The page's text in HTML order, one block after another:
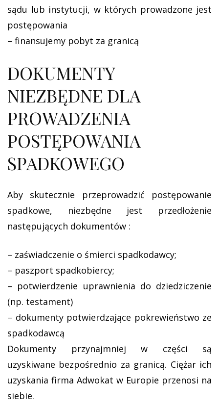
sądu lub instytucji, w których prowadzone jest
postępowania
– finansujemy pobyt za granicą
DOKUMENTY
NIEZBĘDNE DLA
PROWADZENIA
POSTĘPOWANIA
SPADKOWEGO
Aby skutecznie przeprowadzić postępowanie
spadkowe, niezbędne jest przedłożenie
następujących dokumentów :
– zaświadczenie o śmierci spadkodawcy;
– paszport spadkobiercy;
– potwierdzenie uprawnienia do dziedziczenie
(np. testament)
– dokumenty potwierdzające pokrewieństwo ze
spadkodawcą
Dokumenty przynajmniej w części są
uzyskiwane bezpośrednio za granicą. Ciężar ich
uzyskania firma Adwokat w Europie przenosi na
siebie.